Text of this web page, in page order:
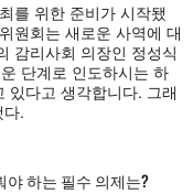
를 위한 준비가 시작됐
원회는 새로운 사역에 대
감리사회 의장인 정성식
단계로 인도하시는 하
있다고 생각합니다. 그래
.
하는 필수 의제는?